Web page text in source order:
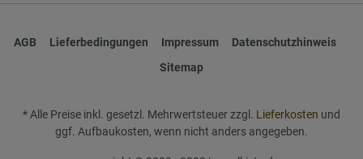
AGB Lieferbedingungen Impressum
Datenschutzhinweis
Sitemap
* Alle Preise inkl. gesetzl. Mehrwertsteuer zzgl. Lieferkosten und
ggf. Aufbaukosten, wenn nicht anders angegeben.